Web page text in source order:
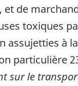
et de
toxiques
assujetties à la
particulière
sur le